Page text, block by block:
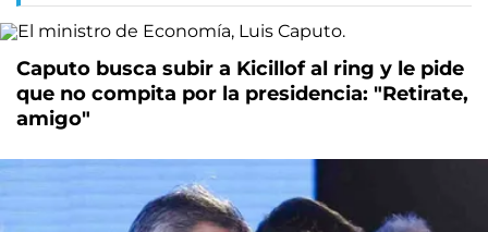
Caputo busca subir a Kicillof al ring y le pide
que no compita por la presidencia: "Retirate,
amigo"